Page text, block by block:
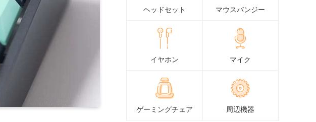
ヘッドセット マウスバンジー
イヤホン マイク
ゲーミングチェア 周辺機器